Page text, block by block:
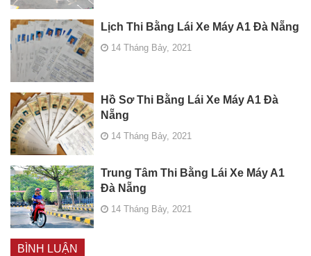
Lịch Thi Bằng Lái Xe Máy A1 Đà Nẵng
14 Tháng Bảy, 2021
Hồ Sơ Thi Bằng Lái Xe Máy A1 Đà
Nẵng
14 Tháng Bảy, 2021
Trung Tâm Thi Bằng Lái Xe Máy A1
Đà Nẵng
14 Tháng Bảy, 2021
BÌNH LUẬN